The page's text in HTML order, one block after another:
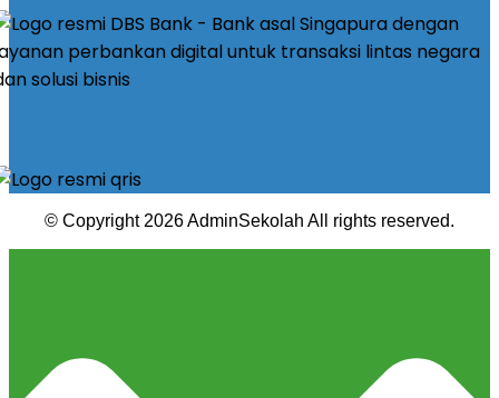
© Copyright 2026 AdminSekolah All rights reserved.